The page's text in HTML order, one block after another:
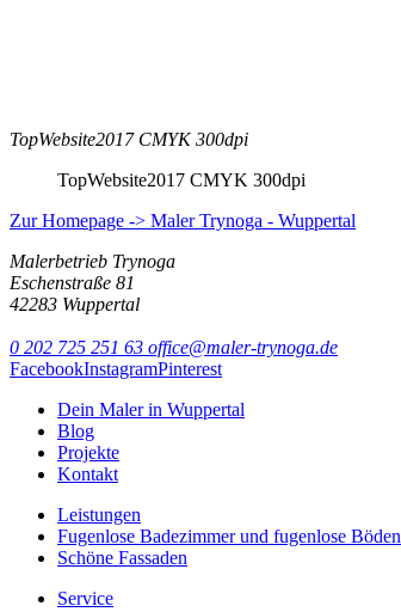
TopWebsite2017 CMYK 300dpi
TopWebsite2017 CMYK 300dpi
Zur Homepage -> Maler Trynoga - Wuppertal
Malerbetrieb Trynoga
Eschenstraße 81
42283 Wuppertal
0 202 725 251 63 office@maler-trynoga.de
FacebookInstagramPinterest
Dein Maler in Wuppertal
Blog
Projekte
Kontakt
Leistungen
Fugenlose Badezimmer und fugenlose Böden
Schöne Fassaden
Service